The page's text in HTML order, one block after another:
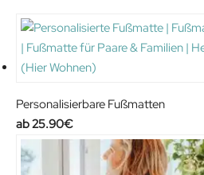
Personalisierbare Fußmatten
25.90€